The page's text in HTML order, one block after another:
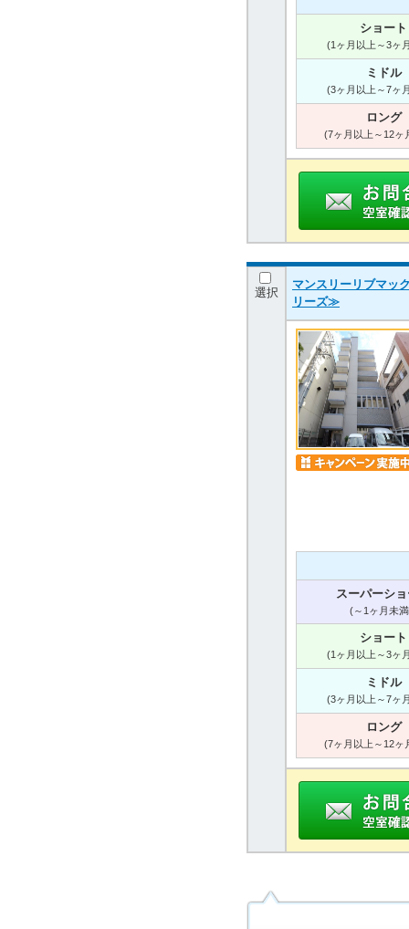
ショート
(1ヶ月以上～3ヶ
ミドル
(3ヶ月以上～7ヶ
ロング
(7ヶ月以上～12ヶ
選択
マンスリーリブマッ
リーズ≫
スーパーシ
(～1ヶ月未
ショート
(1ヶ月以上～3ヶ
ミドル
(3ヶ月以上～7ヶ
ロング
(7ヶ月以上～12ヶ